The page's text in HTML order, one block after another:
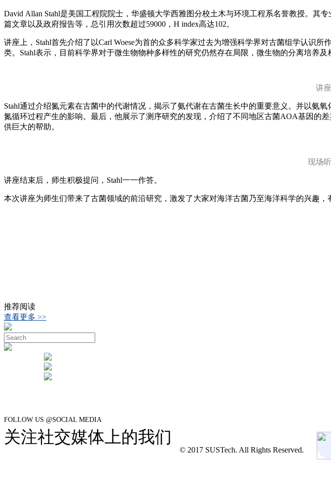
David Allan Stahl是美国工程院院士，华盛顿大学西雅图分校土木与环境工程系名誉教授。其
篇文章以及政府报告等，总引用次数超过59000，H index高达102。
讲座上，Stahl首先介绍了以Carl Woese为首的众多科学家过去为增强科学界对古菌组学认识
类。Stahl表示，目前科学界对于微生物物种多样性的研究仍然存在局限，微生物的分离培养及
讲
Stahl通过介绍氮元素在古菌中的代谢情况，揭示了氨代谢在古菌生长中的重要意义。并以氨
氮循环过程产生的影响。最后，他展示了测序研究的发现，介绍了不同地区古菌AOA基因的
供巨大的帮助。
现场
讲座结束后，师生积极提问，Stahl一一作答。
本次讲座为师生们带来了古菌领域的前沿研究，激发了大家对海洋古菌乃至海洋科学的兴趣，
推荐阅读
查看更多 >>
FOLLOW US @SOCIAL MEDIA
关注社交媒体上的我们
© 2017 SUSTech. All Rights Reserved.